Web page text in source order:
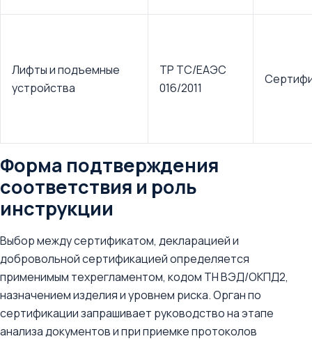
Лифты и подъемные
устройства
ТР ТС/ЕАЭС
016/2011
Форма подтверждения
соответствия и роль
инструкции
Выбор между сертификатом, декларацией и
добровольной сертификацией определяется
применимым техрегламентом, кодом ТН ВЭД/ОКПД2,
назначением изделия и уровнем риска. Орган по
сертификации запрашивает руководство на этапе
анализа документов и при приемке протоколов